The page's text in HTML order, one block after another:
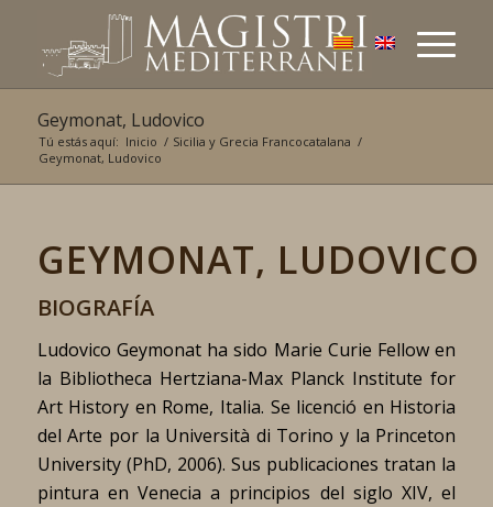
Geymonat, Ludovico
Tú estás aquí: Inicio / Sicilia y Grecia Francocatalana /
Geymonat, Ludovico
GEYMONAT, LUDOVICO
BIOGRAFÍA
Ludovico Geymonat ha sido Marie Curie Fellow en
la Bibliotheca Hertziana-Max Planck Institute for
Art History en Rome, Italia. Se licenció en Historia
del Arte por la Università di Torino y la Princeton
University (PhD, 2006). Sus publicaciones tratan la
pintura en Venecia a principios del siglo XIV, el